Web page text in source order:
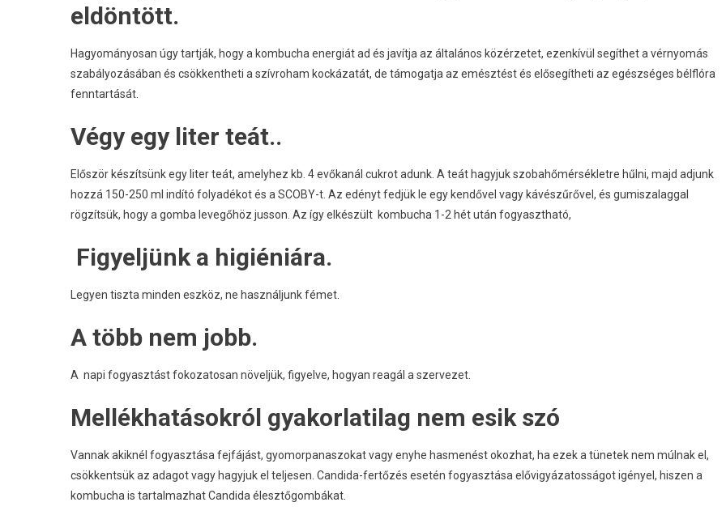
eldöntött.
Hagyományosan úgy tartják, hogy a kombucha energiát ad és javítja az általános közérzetet, ezenkívül segíthet a vérnyomás
szabályozásában és csökkentheti a szívroham kockázatát, de támogatja az emésztést és elősegítheti az egészséges bélflóra
fenntartását.
Végy egy liter teát..
Először készítsünk egy liter teát, amelyhez kb. 4 evőkanál cukrot adunk. A teát hagyjuk szobahőmérsékletre hűlni, majd adjunk
hozzá 150-250 ml indító folyadékot és a SCOBY-t. Az edényt fedjük le egy kendővel vagy kávészűrővel, és gumiszalaggal
rögzítsük, hogy a gomba levegőhöz jusson. Az így elkészült kombucha 1-2 hét után fogyasztható,
Figyeljünk a higiéniára.
Legyen tiszta minden eszköz, ne használjunk fémet.
A több nem jobb.
A napi fogyasztást fokozatosan növeljük, figyelve, hogyan reagál a szervezet.
Mellékhatásokról gyakorlatilag nem esik szó
Vannak akiknél fogyasztása fejfájást, gyomorpanaszokat vagy enyhe hasmenést okozhat, ha ezek a tünetek nem múlnak el,
csökkentsük az adagot vagy hagyjuk el teljesen. Candida-fertőzés esetén fogyasztása elővigyázatosságot igényel, hiszen a
kombucha is tartalmazhat Candida élesztőgombákat.